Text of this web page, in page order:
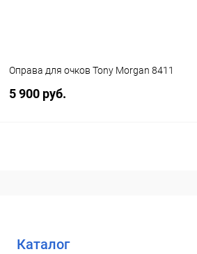
Оправа для очков Tony Morgan 8411
5 900 руб.
Каталог